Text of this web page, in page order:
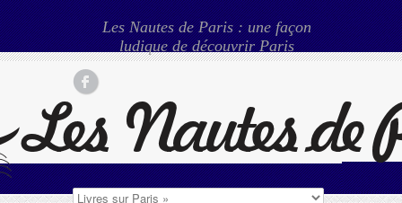
Les Nautes de Paris : une façon
ludique de découvrir Paris